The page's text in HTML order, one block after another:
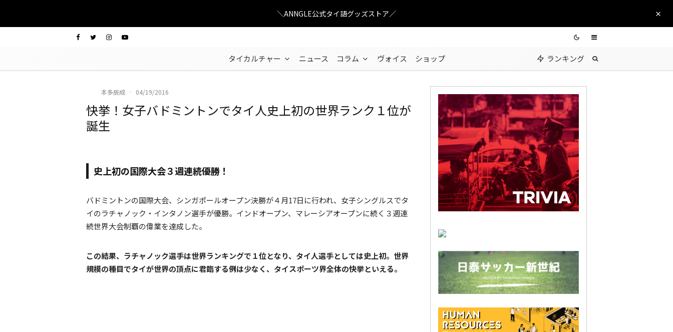
＼ANNGLE公式タイ語グッズストア／
タイカルチャー ニュース コラム ヴォイス ショップ ランキング
本多辰成 · 04/19/2016
快挙！女子バドミントンでタイ人史上初の世界ランク１位が
誕生
史上初の国際大会３週連続優勝！
バドミントンの国際大会、シンガポールオープン決勝が４月17日に行われ、女子シングルスでタ
イのラチャノック・インタノン選手が優勝。インドオープン、マレーシアオープンに続く３週連
続世界大会制覇の偉業を達成した。
この結果、ラチャノック選手は世界ランキングで１位となり、タイ人選手としては史上初。世界
規模の種目でタイが世界の頂点に君臨する例は少なく、タイスポーツ界全体の快挙といえる。